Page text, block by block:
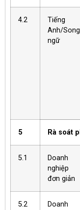
4.2
Tiếng
Anh/Song
ngữ
5 Rà soát
5.1
Doanh
nghiệp
đơn giản
5.2
Doanh